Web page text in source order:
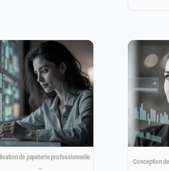
de papeterie professionnelle
…
Conception